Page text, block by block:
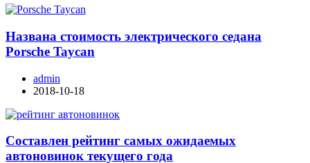
Названа стоимость электрического седана
Porsche Taycan
admin
2018-10-18
Составлен рейтинг самых ожидаемых
автоновинок текущего года